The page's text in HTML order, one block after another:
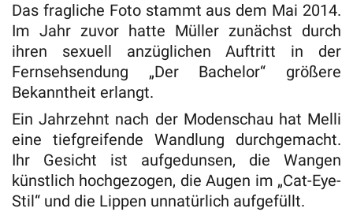
Das fragliche Foto stammt aus dem Mai 2014.
Im Jahr zuvor hatte Müller zunächst durch
ihren sexuell anzüglichen Auftritt in der
Fernsehsendung „Der Bachelor“ größere
Bekanntheit erlangt.
Ein Jahrzehnt nach der Modenschau hat Melli
eine tiefgreifende Wandlung durchgemacht.
Ihr Gesicht ist aufgedunsen, die Wangen
künstlich hochgezogen, die Augen im „Cat-Eye-
Stil“ und die Lippen unnatürlich aufgefüllt.